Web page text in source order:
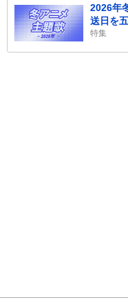
2026年
送日を
特集